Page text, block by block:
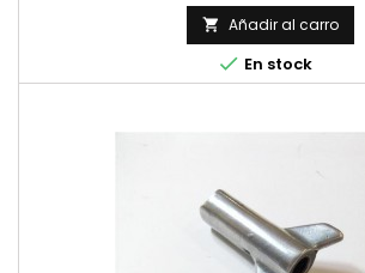
 Añadir al carro
 En stock